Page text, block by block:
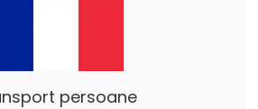
persoane